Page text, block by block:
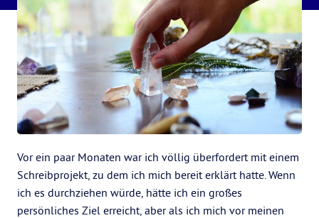
Vor ein paar Monaten war ich völlig überfordert mit einem
Schreibprojekt, zu dem ich mich bereit erklärt hatte. Wenn
ich es durchziehen würde, hätte ich ein großes
persönliches Ziel erreicht, aber als ich mich vor meinen